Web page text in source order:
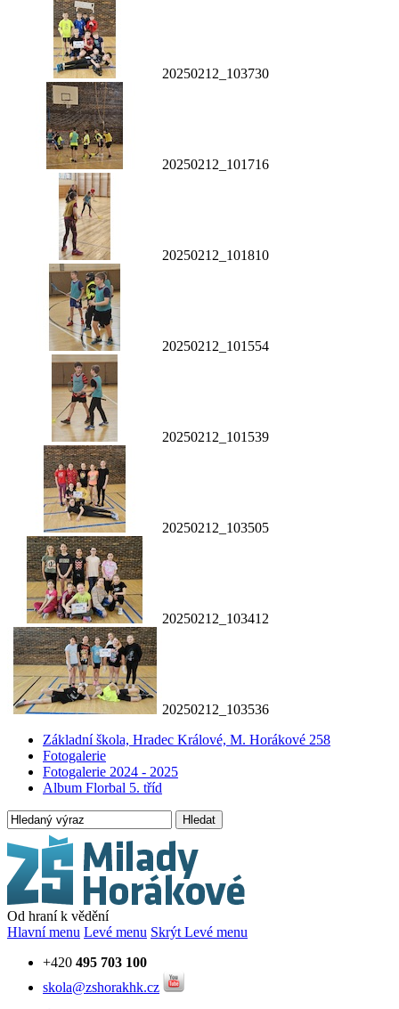
20250212_103730
20250212_101716
20250212_101810
20250212_101554
20250212_101539
20250212_103505
20250212_103412
20250212_103536
Základní škola, Hradec Králové, M. Horákové 258
Fotogalerie
Fotogalerie 2024 - 2025
Album Florbal 5. tříd
Hledat
Od hraní k vědění
Hlavní menu Levé menu Skrýt Levé menu
+420 495 703 100
skola@zshorakhk.cz